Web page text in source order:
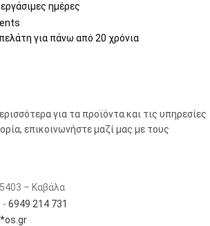
ημέρες
για πάνω από 20 χρόνια
για τα προϊόντα και τις υπηρεσίες
επικοινωνήστε μαζί μας με τους
– Καβάλα
- 6949 214 731
os.gr